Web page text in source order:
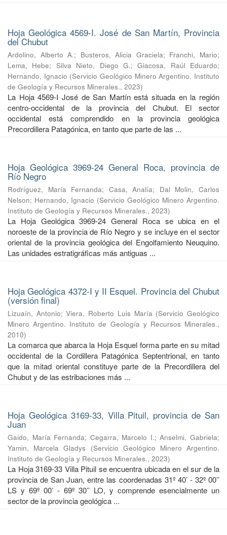
Hoja Geológica 4569-I. José de San Martín, Provincia
del Chubut
Ardolino, Alberto A.; Busteros, Alicia Graciela; Franchi, Mario;
Lema, Hebe; Silva Nieto, Diego G.;Giacosa, Raúl Eduardo;
Hernando, Ignacio (Servicio Geológico Minero Argentino. Instituto
de Geología y Recursos Minerales., 2023)
La Hoja 4569-I José de San Martín está situada en la región
centro-occidental de la provincia del Chubut. El sector
occidental está comprendido en la provincia geológica
Precordillera Patagónica, en tanto que parte de las ...
Hoja Geológica 3969-24 General Roca, provincia de
Río Negro
Rodríguez, María Fernanda; Casa, Analía; Dal Molin, Carlos
Nelson; Hernando, Ignacio (Servicio Geológico Minero Argentino.
Instituto de Geología y Recursos Minerales., 2023)
La Hoja Geológica 3969-24 General Roca se ubica en el
noroeste de la provincia de Río Negro y se incluye en el sector
oriental de la provincia geológica del Engolfamiento Neuquino.
Las unidades estratigráficas más antiguas ...
Hoja Geológica 4372-I y II Esquel. Provincia del Chubut
(versión final)
Lizuaín, Antonio;Viera, Roberto Luis María (Servicio Geológico
Minero Argentino. Instituto de Geología y Recursos Minerales.,
2010)
La comarca que abarca la Hoja Esquel forma parte en su mitad
occidental de la Cordillera Patagónica Septentrional, en tanto
que la mitad oriental constituye parte de la Precordillera del
Chubut y de las estribaciones más ...
Hoja Geológica 3169-33, Villa Pituil, provincia de San
Juan
Gaido, María Fernanda; Cegarra, Marcelo I.;Anselmi, Gabriela;
Yamin, Marcela Gladys
(Servicio Geológico Minero Argentino.
Instituto de Geología y Recursos Minerales., 2023)
La Hoja 3169-33 Villa Pituil se encuentra ubicada en el sur de la
provincia de San Juan, entre las coordenadas 31º 40’ - 32º 00’’
LS y 69º 00’ - 69º 30’’ LO, y comprende esencialmente un
sector de la provincia geológica ...